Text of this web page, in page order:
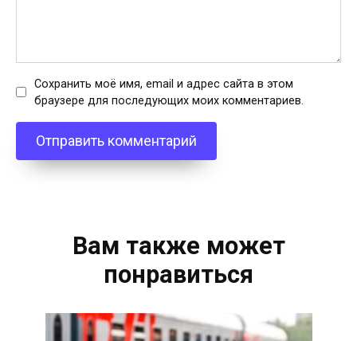
Сохранить моё имя, email и адрес сайта в этом
браузере для последующих моих комментариев.
Вам также может
понравиться